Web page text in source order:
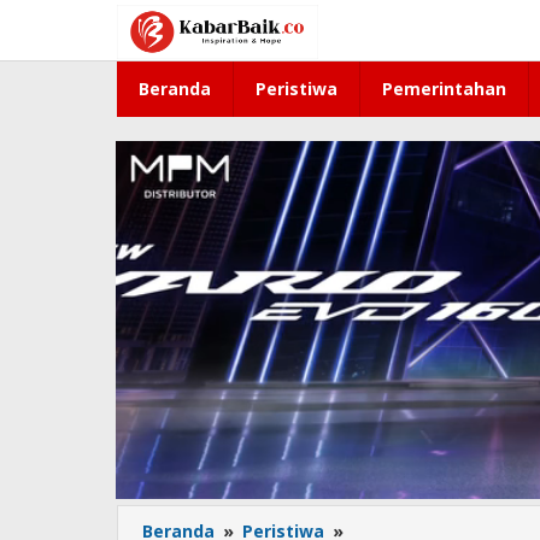
konten
Beranda Peristiwa Pemerintahan
Beranda » Peristiwa »